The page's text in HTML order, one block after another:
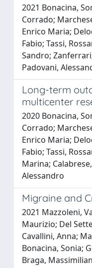
2021 Bonacina,
Corrado;
Enrico Maria;
Fabio; Tassi,
Sandro;
Padovani,
Long-term
multicenter
2020 Bonacina,
Corrado;
Enrico Maria;
Fabio; Tassi,
Marina;
Alessandro
Migraine and
2021 Mazzoleni,
Maurizio; Del
Cavallini, Anna;
Bonacina, Sonia;
Braga,